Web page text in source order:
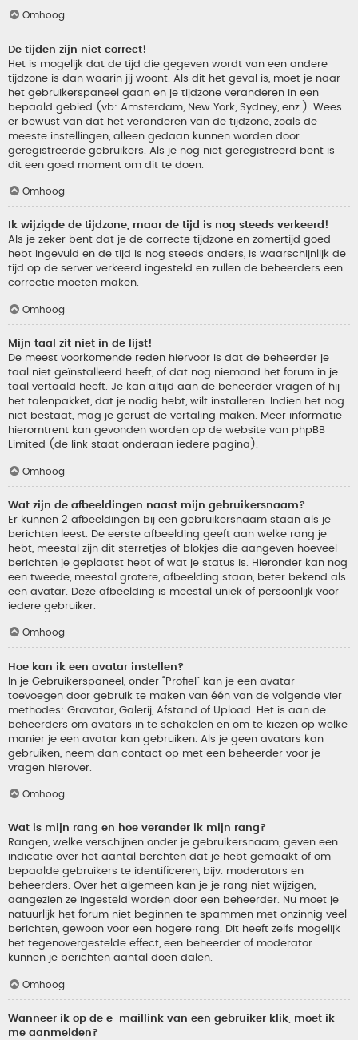
Omhoog
De tijden zijn niet correct!
Het is mogelijk dat de tijd die gegeven wordt van een andere
tijdzone is dan waarin jij woont. Als dit het geval is, moet je naar
het gebruikerspaneel gaan en je tijdzone veranderen in een
bepaald gebied (vb: Amsterdam, New York, Sydney, enz.). Wees
er bewust van dat het veranderen van de tijdzone, zoals de
meeste instellingen, alleen gedaan kunnen worden door
geregistreerde gebruikers. Als je nog niet geregistreerd bent is
dit een goed moment om dit te doen.
Omhoog
Ik wijzigde de tijdzone, maar de tijd is nog steeds verkeerd!
Als je zeker bent dat je de correcte tijdzone en zomertijd goed
hebt ingevuld en de tijd is nog steeds anders, is waarschijnlijk de
tijd op de server verkeerd ingesteld en zullen de beheerders een
correctie moeten maken.
Omhoog
Mijn taal zit niet in de lijst!
De meest voorkomende reden hiervoor is dat de beheerder je
taal niet geïnstalleerd heeft, of dat nog niemand het forum in je
taal vertaald heeft. Je kan altijd aan de beheerder vragen of hij
het talenpakket, dat je nodig hebt, wilt installeren. Indien het nog
niet bestaat, mag je gerust de vertaling maken. Meer informatie
hieromtrent kan gevonden worden op de website van phpBB
Limited (de link staat onderaan iedere pagina).
Omhoog
Wat zijn de afbeeldingen naast mijn gebruikersnaam?
Er kunnen 2 afbeeldingen bij een gebruikersnaam staan als je
berichten leest. De eerste afbeelding geeft aan welke rang je
hebt, meestal zijn dit sterretjes of blokjes die aangeven hoeveel
berichten je geplaatst hebt of wat je status is. Hieronder kan nog
een tweede, meestal grotere, afbeelding staan, beter bekend als
een avatar. Deze afbeelding is meestal uniek of persoonlijk voor
iedere gebruiker.
Omhoog
Hoe kan ik een avatar instellen?
In je Gebruikerspaneel, onder “Profiel” kan je een avatar
toevoegen door gebruik te maken van één van de volgende vier
methodes: Gravatar, Galerij, Afstand of Upload. Het is aan de
beheerders om avatars in te schakelen en om te kiezen op welke
manier je een avatar kan gebruiken. Als je geen avatars kan
gebruiken, neem dan contact op met een beheerder voor je
vragen hierover.
Omhoog
Wat is mijn rang en hoe verander ik mijn rang?
Rangen, welke verschijnen onder je gebruikersnaam, geven een
indicatie over het aantal berchten dat je hebt gemaakt of om
bepaalde gebruikers te identificeren, bijv. moderators en
beheerders. Over het algemeen kan je je rang niet wijzigen,
aangezien ze ingesteld worden door een beheerder. Nu moet je
natuurlijk het forum niet beginnen te spammen met onzinnig veel
berichten, gewoon voor een hogere rang. Dit heeft zelfs mogelijk
het tegenovergestelde effect, een beheerder of moderator
kunnen je berichten aantal doen dalen.
Omhoog
Wanneer ik op de e-maillink van een gebruiker klik, moet ik
me aanmelden?